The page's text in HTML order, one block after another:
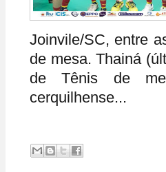
Joinvile/SC, entre
de mesa. Thainá
de Tênis de
cerquilhense...